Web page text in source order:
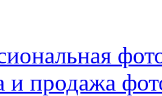
и продажа